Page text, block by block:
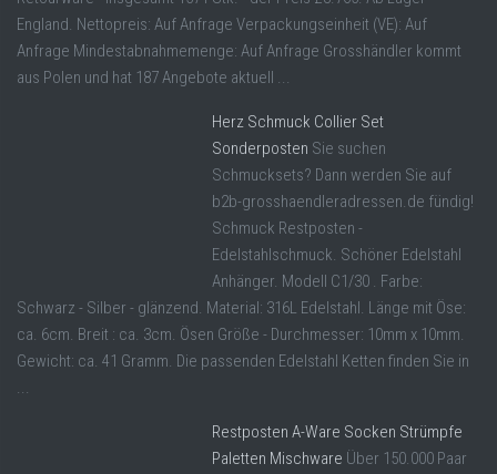
England. Nettopreis: Auf Anfrage Verpackungseinheit (VE): Auf
Anfrage Mindestabnahmemenge: Auf Anfrage Grosshändler kommt
aus Polen und hat 187 Angebote aktuell ...
Herz Schmuck Collier Set
Sonderposten Sie suchen
Schmucksets? Dann werden Sie auf
b2b-grosshaendleradressen.de fündig!
Schmuck Restposten -
Edelstahlschmuck. Schöner Edelstahl
Anhänger. Modell C1/30 . Farbe:
Schwarz - Silber - glänzend. Material: 316L Edelstahl. Länge mit Öse:
ca. 6cm. Breit : ca. 3cm. Ösen Größe - Durchmesser: 10mm x 10mm.
Gewicht: ca. 41 Gramm. Die passenden Edelstahl Ketten finden Sie in
...
Restposten A-Ware Socken Strümpfe
Paletten Mischware Über 150.000 Paar